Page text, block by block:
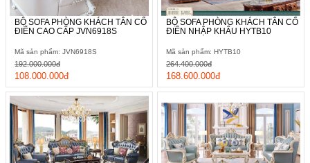
BỘ SOFA PHÒNG KHÁCH TÂN CỔ
ĐIỂN CAO CẤP JVN6918S
Mã sản phẩm: JVN6918S
108.000.000đ
192.000.000đ
BỘ SOFA PHÒNG KHÁCH TÂN CỔ
ĐIỂN NHẬP KHẨU HYTB10
Mã sản phẩm: HYTB10
168.600.000đ
264.400.000đ